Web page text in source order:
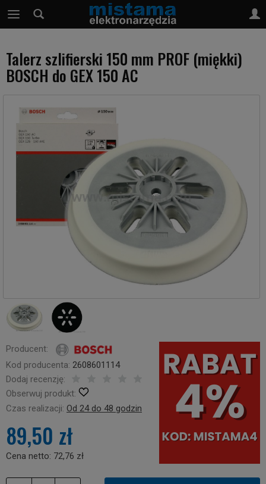
Talerz szlifierski 150 mm PROF (miękki)
BOSCH do GEX 150 AC
Producent:
Kod producenta: 2608601114
Dodaj recenzję:
Obserwuj produkt:
Czas realizacji: Od 24 do 48 godzin
89,50 zł
Cena netto: 72,76 zł